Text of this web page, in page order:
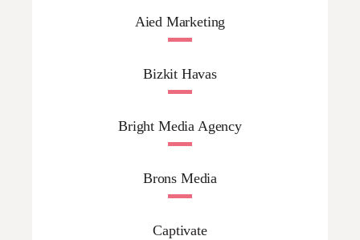
Aied Marketing
Bizkit Havas
Bright Media Agency
Brons Media
Captivate